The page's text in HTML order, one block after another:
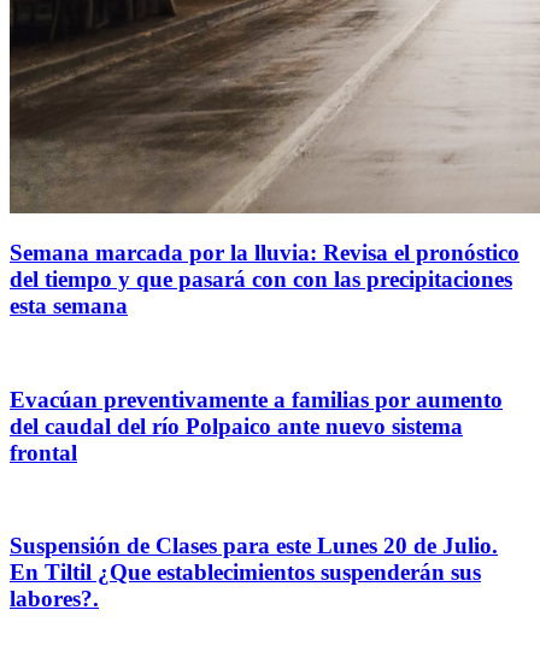
Semana marcada por la lluvia: Revisa el pronóstico
del tiempo y que pasará con con las precipitaciones
esta semana
Evacúan preventivamente a familias por aumento
del caudal del río Polpaico ante nuevo sistema
frontal
Suspensión de Clases para este Lunes 20 de Julio.
En Tiltil ¿Que establecimientos suspenderán sus
labores?.